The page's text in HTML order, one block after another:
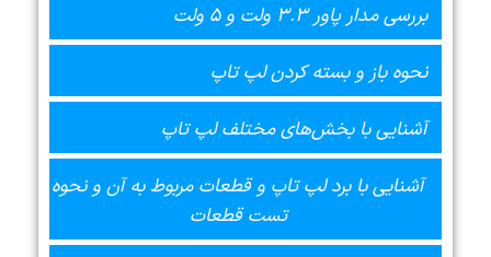
بررسی مدار پاور 3.3 ولت و 5 ولت
نحوه باز و بسته کردن لپ تاپ
آشنایی با بخش‌های مختلف لپ تاپ
آشنایی با برد لپ تاپ و قطعات مربوط به آن و نحوه
تست قطعات